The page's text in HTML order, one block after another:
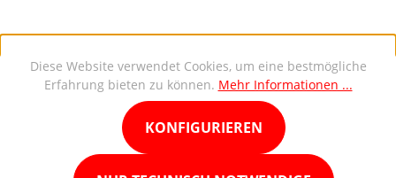
Diese Website verwendet Cookies, um eine bestmögliche
Erfahrung bieten zu können. Mehr Informationen ...
KONFIGURIEREN